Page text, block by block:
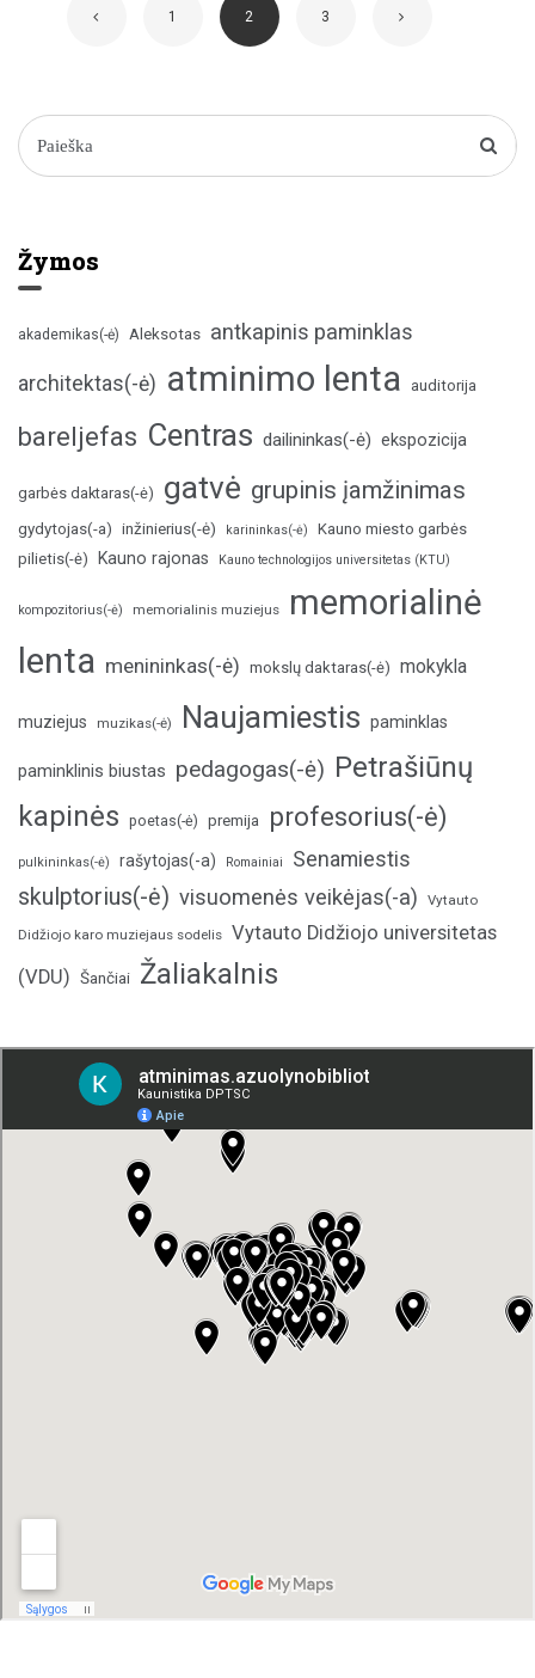
1 2 3
Žymos
akademikas(-ė) Aleksotas antkapinis paminklas
architektas(-ė) atminimo lenta auditorija
bareljefas Centras dailininkas(-ė) ekspozicija
garbės daktaras(-ė) gatvė grupinis įamžinimas
gydytojas(-a) inžinierius(-ė) karininkas(-ė)
Kauno miesto garbės
pilietis(-ė)
Kauno rajonas Kauno technologijos universitetas (KTU)
kompozitorius(-ė) memorialinis muziejus
memorialinė
lenta menininkas(-ė) mokslų daktaras(-ė) mokykla
muziejus muzikas(-ė) Naujamiestis paminklas
paminklinis biustas pedagogas(-ė) Petrašiūnų
kapinės poetas(-ė) premija profesorius(-ė)
pulkininkas(-ė) rašytojas(-a) Romainiai Senamiestis
skulptorius(-ė) visuomenės veikėjas(-a) Vytauto
Didžiojo karo muziejaus sodelis Vytauto Didžiojo universitetas
(VDU) Šančiai Žaliakalnis